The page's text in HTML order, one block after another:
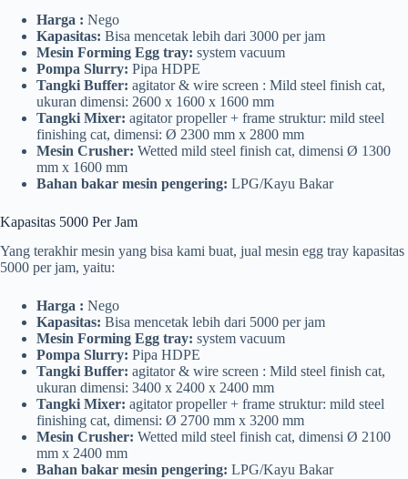
Harga : Nego
Kapasitas: Bisa mencetak lebih dari 3000 per jam
Mesin Forming Egg tray: system vacuum
Pompa Slurry: Pipa HDPE
Tangki Buffer: agitator & wire screen : Mild steel finish cat,
ukuran dimensi: 2600 x 1600 x 1600 mm
Tangki Mixer: agitator propeller + frame struktur: mild steel
finishing cat, dimensi: Ø 2300 mm x 2800 mm
Mesin Crusher: Wetted mild steel finish cat, dimensi Ø 1300
mm x 1600 mm
Bahan bakar mesin pengering: LPG/Kayu Bakar
Kapasitas 5000 Per Jam
Yang terakhir mesin yang bisa kami buat, jual mesin egg tray kapasitas
5000 per jam, yaitu:
Harga : Nego
Kapasitas: Bisa mencetak lebih dari 5000 per jam
Mesin Forming Egg tray: system vacuum
Pompa Slurry: Pipa HDPE
Tangki Buffer: agitator & wire screen : Mild steel finish cat,
ukuran dimensi: 3400 x 2400 x 2400 mm
Tangki Mixer: agitator propeller + frame struktur: mild steel
finishing cat, dimensi: Ø 2700 mm x 3200 mm
Mesin Crusher: Wetted mild steel finish cat, dimensi Ø 2100
mm x 2400 mm
Bahan bakar mesin pengering: LPG/Kayu Bakar